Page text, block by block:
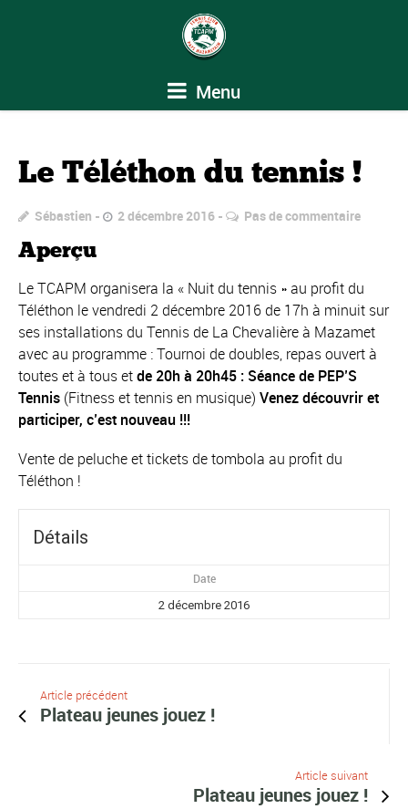
Menu
Le Téléthon du tennis !
Sébastien 2 décembre 2016 Pas de commentaire
Aperçu
Le TCAPM organisera la « Nuit du tennis » au profit du
Téléthon le vendredi 2 décembre 2016 de 17h à minuit sur
ses installations du Tennis de La Chevalière à Mazamet
avec au programme : Tournoi de doubles, repas ouvert à
toutes et à tous etde 20h à 20h45 : Séance de PEP’S
Tennis (Fitness et tennis en musique) Venez découvrir et
participer, c’est nouveau !!!
Vente de peluche et tickets de tombola au profit du
Téléthon !
Détails
Date
2 décembre 2016
Article précédent
Plateau jeunes jouez !
Article suivant
Plateau jeunes jouez !